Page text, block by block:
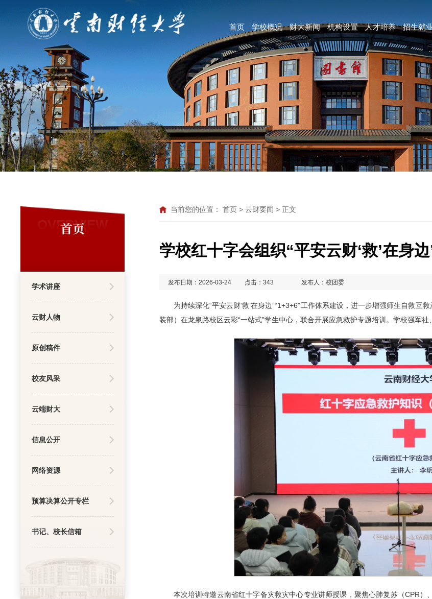
首页 学校概况 财大新闻 机构设置 人才培养 招生就
OVERVIEW
首页
学术讲座
云财人物
原创稿件
校友风采
云端财大
信息公开
网络资源
预算决算公开专栏
书记、校长信箱
当前您的位置： 首页 > 云财要闻 > 正文
学校红十字会组织“平安云财‘救’在身
发布日期：2026-03-24 点击： 343 发布人：校团委
为持续深化“平安云财‘救’在身边”“1+3+6”工作体系建设，进一步增强师生自救
装部）在龙泉路校区云彩“一站式”学生中心，联合开展应急救护专题培训。学校强军
本次培训特邀云南省红十字备灾救灾中心专业讲师授课，聚焦心肺复苏（CPR